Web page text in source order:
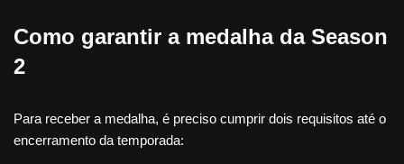
Como garantir a medalha da Season
2
Para receber a medalha, é preciso cumprir dois requisitos até o
encerramento da temporada: